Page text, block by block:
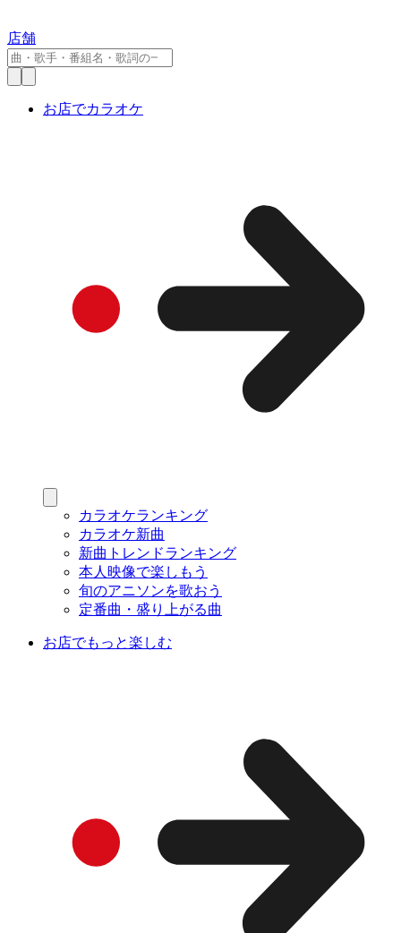
店舗
お店でカラオケ
カラオケランキング
カラオケ新曲
新曲トレンドランキング
本人映像で楽しもう
旬のアニソンを歌おう
定番曲・盛り上がる曲
お店でもっと楽しむ